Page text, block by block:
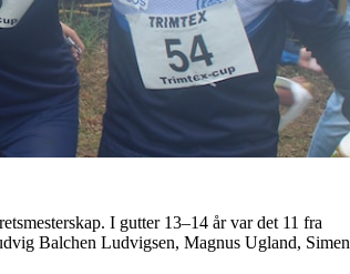
I gutter 13–14 år var det 11 fra
Balchen Ludvigsen, Magnus Ugland, Simen